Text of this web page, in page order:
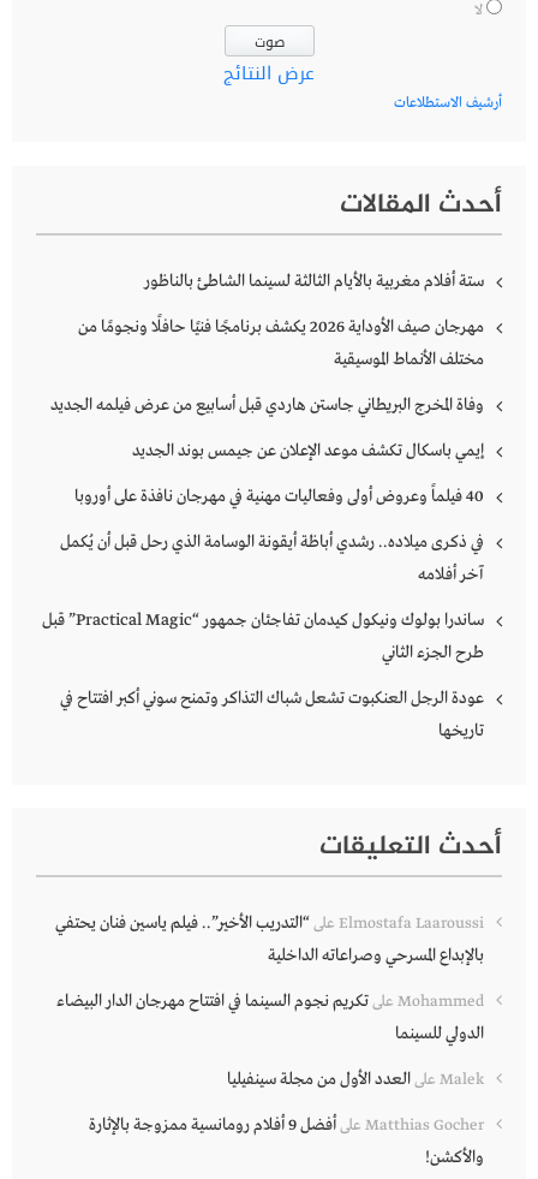
لا
عرض النتائج
أرشيف الاستطلاعات
أحدث المقالات
ستة أفلام مغربية بالأيام الثالثة لسينما الشاطئ بالناظور
مهرجان صيف الأوداية 2026 يكشف برنامجًا فنيًا حافلًا ونجومًا من
مختلف الأنماط الموسيقية
وفاة المخرج البريطاني جاستن هاردي قبل أسابيع من عرض فيلمه الجديد
إيمي باسكال تكشف موعد الإعلان عن جيمس بوند الجديد
40 فيلماً وعروض أولى وفعاليات مهنية في مهرجان نافذة على أوروبا
في ذكرى ميلاده.. رشدي أباظة أيقونة الوسامة الذي رحل قبل أن يُكمل
آخر أفلامه
ساندرا بولوك ونيكول كيدمان تفاجئان جمهور “Practical Magic” قبل
طرح الجزء الثاني
عودة الرجل العنكبوت تشعل شباك التذاكر وتمنح سوني أكبر افتتاح في
تاريخها
أحدث التعليقات
Elmostafa Laaroussi على“التدريب الأخير”.. فيلم ياسين فنان يحتفي
بالإبداع المسرحي وصراعاته الداخلية
Mohammed علىتكريم نجوم السينما في افتتاح مهرجان الدار البيضاء
الدولي للسينما
Malek علىالعدد الأول من مجلة سينفيليا
Matthias Gocher على
أفضل 9 أفلام رومانسية ممزوجة بالإثارة
والأكشن!